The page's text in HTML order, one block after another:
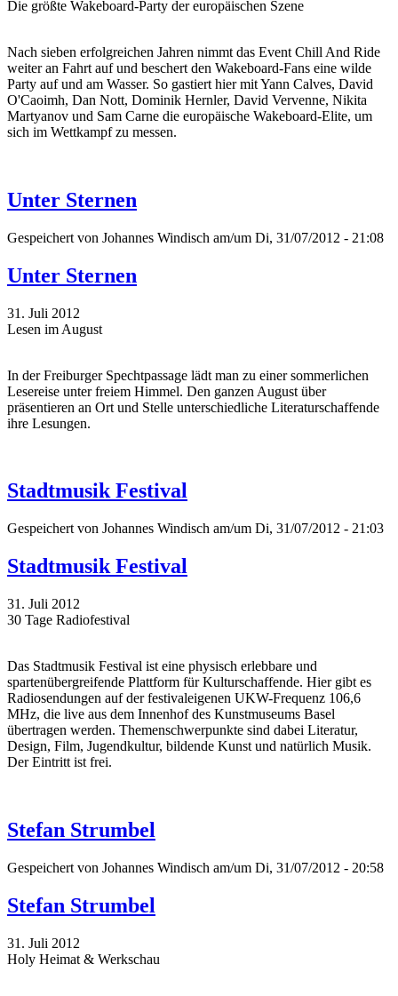
Die größte Wakeboard-Party der europäischen Szene
Nach sieben erfolgreichen Jahren nimmt das Event Chill And Ride
weiter an Fahrt auf und beschert den Wakeboard-Fans eine wilde
Party auf und am Wasser. So gastiert hier mit Yann Calves, David
O'Caoimh, Dan Nott, Dominik Hernler, David Vervenne, Nikita
Martyanov und Sam Carne die europäische Wakeboard-Elite, um
sich im Wettkampf zu messen.
Unter Sternen
Gespeichert von Johannes Windisch am/um Di, 31/07/2012 - 21:08
Unter Sternen
31. Juli 2012
Lesen im August
In der Freiburger Spechtpassage lädt man zu einer sommerlichen
Lesereise unter freiem Himmel. Den ganzen August über
präsentieren an Ort und Stelle unterschiedliche Literaturschaffende
ihre Lesungen.
Stadtmusik Festival
Gespeichert von Johannes Windisch am/um Di, 31/07/2012 - 21:03
Stadtmusik Festival
31. Juli 2012
30 Tage Radiofestival
Das Stadtmusik Festival ist eine physisch erlebbare und
spartenübergreifende Plattform für Kulturschaffende. Hier gibt es
Radiosendungen auf der festivaleigenen UKW-Frequenz 106,6
MHz, die live aus dem Innenhof des Kunstmuseums Basel
übertragen werden. Themenschwerpunkte sind dabei Literatur,
Design, Film, Jugendkultur, bildende Kunst und natürlich Musik.
Der Eintritt ist frei.
Stefan Strumbel
Gespeichert von Johannes Windisch am/um Di, 31/07/2012 - 20:58
Stefan Strumbel
31. Juli 2012
Holy Heimat & Werkschau